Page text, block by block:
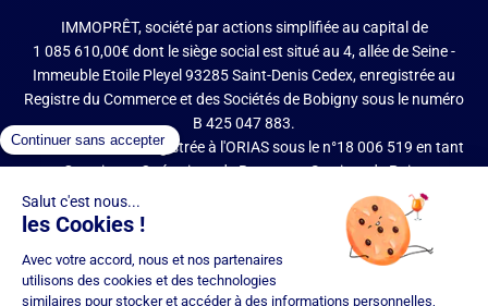
IMMOPRÊT, société par actions simplifiée au capital de
1 085 610,00€ dont le siège social est situé au 4, allée de Seine -
Immeuble Etoile Pleyel 93285 Saint-Denis Cedex, enregistrée au
Registre du Commerce et des Sociétés de Bobigny sous le numéro
B 425 047 883.
IMMOPRÊT est enregistrée à l'ORIAS sous le n°18 006 519 en tant
que Courtier en Opérations de Banque et Services de Paiement
(COBSP), Mandataire d'intermédiaire en opérations de banque et
services de paiement (MIOBSP) de la société Partners Finances
(RCS Nancy n°404 681 496, Mandataire Non Exclusif, ORIAS n°07
036 794) pour le Regroupement de crédits et Courtier d'assurance
ou de réassurance (COA).